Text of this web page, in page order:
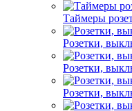
Таймеры
Розетки,
Розетки,
Розетки,